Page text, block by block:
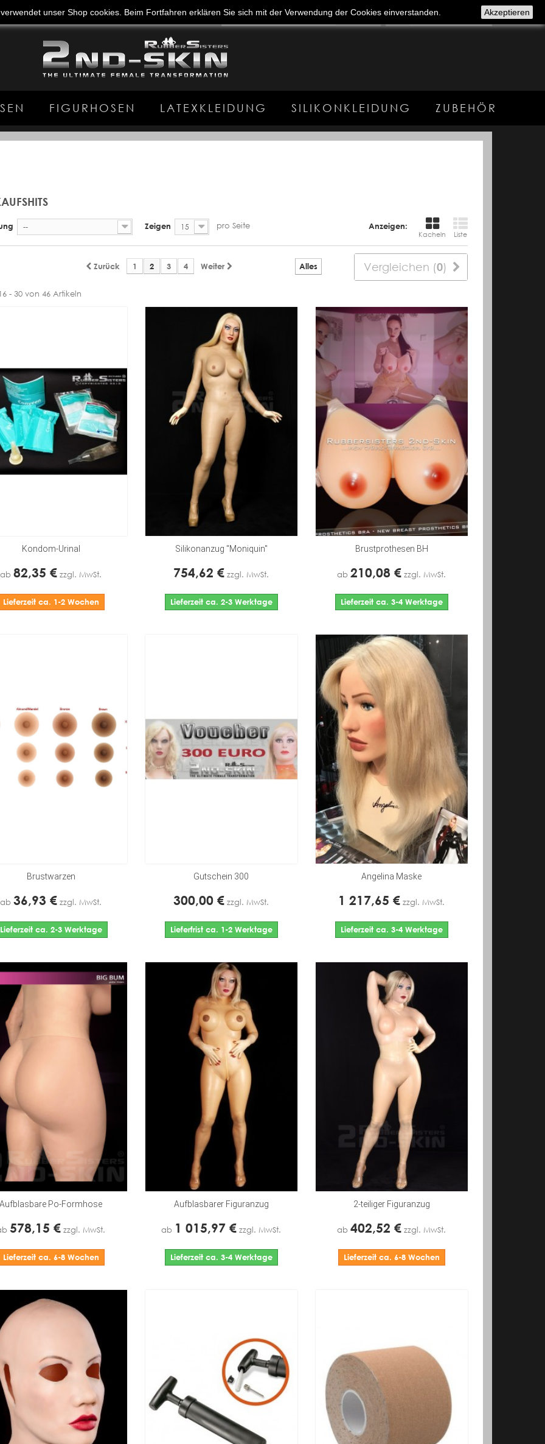
(Leer)
FIGURHOSEN LATEXKLEIDUNG SILIKONKLEIDUNG ZUBEHÖR
Anzeigen:
Kacheln
Liste
-- Zeigen 15 pro Seite
Vergleichen (0)
Alles
Zurück 1 2 3 4 Weiter
- 30 von 46 Artikeln
Kondom-Urinal
ab82,35 € zzgl. MwSt.
Lieferzeit ca. 1-2 Wochen
Silikonanzug "Moniquin"
754,62 € zzgl. MwSt.
Lieferzeit ca. 2-3 Werktage
Brustprothesen BH
ab210,08 € zzgl. MwSt.
Lieferzeit ca. 3-4 Werktage
Brustwarzen
ab36,93 € zzgl. MwSt.
Lieferzeit ca. 2-3 Werktage
Gutschein 300
300,00 € zzgl. MwSt.
Lieferfrist ca. 1-2 Werktage
Angelina Maske
1 217,65 € zzgl. MwSt.
Lieferzeit ca. 3-4 Werktage
Aufblasbare Po-Formhose
578,15 € zzgl. MwSt.
Lieferzeit ca. 6-8 Wochen
Aufblasbarer Figuranzug
ab 1 015,97 € zzgl. MwSt.
Lieferzeit ca. 3-4 Werktage
2-teiliger Figuranzug
ab402,52 € zzgl. MwSt.
Lieferzeit ca. 6-8 Wochen
unser Shop cookies. Beim Fortfahren erklären Sie sich mit der Verwendung der Cookies einverstanden. Akzeptieren